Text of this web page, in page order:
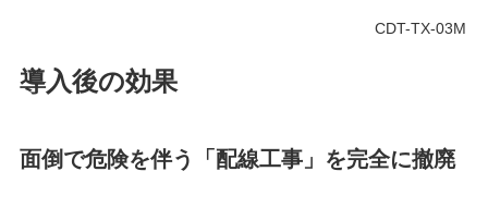
CDT-TX-03M
導入後の効果
面倒で危険を伴う「配線工事」を完全に撤廃